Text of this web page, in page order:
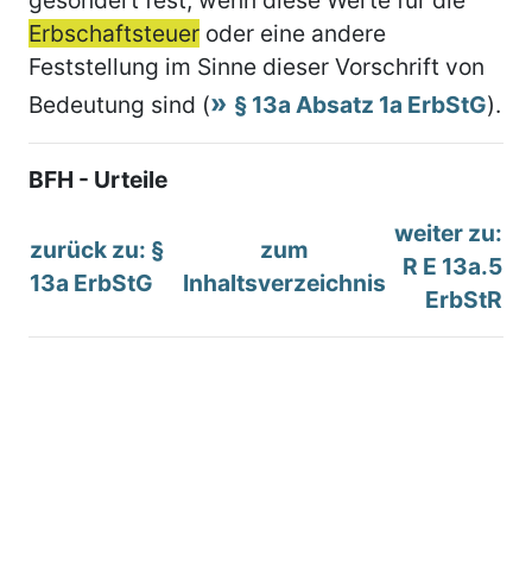
Erbschaftsteuer oder eine andere
Feststellung im Sinne dieser Vorschrift von
Bedeutung sind (
§ 13a Absatz 1a ErbStG).
BFH - Urteile
zurück zu: §
13a ErbStG
zum
Inhaltsverzeichnis
weiter zu:
R E 13a.5
ErbStR